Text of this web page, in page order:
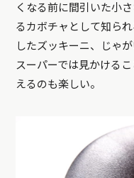
くなる前に間引いた小
るカボチャとして知ら
したズッキーニ、じゃ
スーパーでは見かける
えるのも楽しい。